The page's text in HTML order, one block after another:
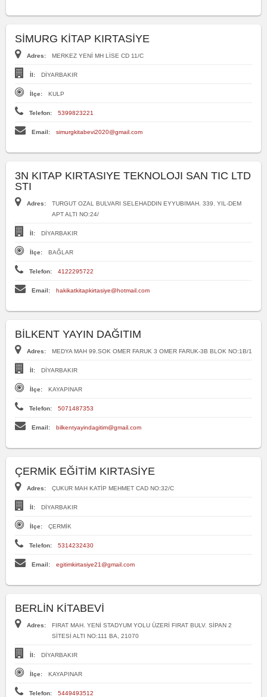
SİMURG KİTAP KIRTASİYE
Adres: MERKEZ YENİ MH LİSE CD 11/C
İl: DİYARBAKIR
İlçe: KULP
Telefon: 5399823221
Email: simurgkitabevi2020@gmail.com
3N KITAP KIRTASIYE TEKNOLOJI SAN TIC LTD
STI
Adres:
TURGUT OZAL BULVARI SELEHADDIN EYYUBIMAH. 339. YIL-DEM
APT ALTI NO:24/
İl: DİYARBAKIR
İlçe: BAĞLAR
Telefon: 4122295722
Email: hakikatkitapkirtasiye@hotmail.com
BİLKENT YAYIN DAĞITIM
Adres: MEDYA MAH 99.SOK OMER FARUK 3 OMER FARUK-3B BLOK NO:1B/1
İl: DİYARBAKIR
İlçe: KAYAPINAR
Telefon: 5071487353
Email: bilkentyayindagitim@gmail.com
ÇERMİK EĞİTİM KIRTASİYE
Adres: ÇUKUR MAH KATİP MEHMET CAD NO:32/C
İl: DİYARBAKIR
İlçe: ÇERMİK
Telefon: 5314232430
Email: egitimkirtasiye21@gmail.com
BERLİN KİTABEVİ
Adres:
FIRAT MAH. YENİ STADYUM YOLU ÜZERİ FIRAT BULV. SİPAN 2
SİTESİ ALTI NO:111 BA, 21070
İl: DİYARBAKIR
İlçe: KAYAPINAR
Telefon: 5449493512